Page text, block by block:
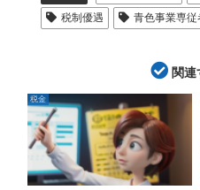
税制優遇
青色事業専従
関
税金